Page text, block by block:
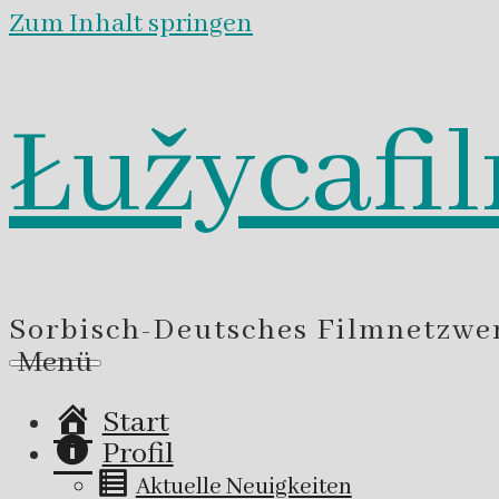
Zum Inhalt springen
Sorbisch-Deutsches
Menü
Start
Profil
Aktuelle Neuigkeiten